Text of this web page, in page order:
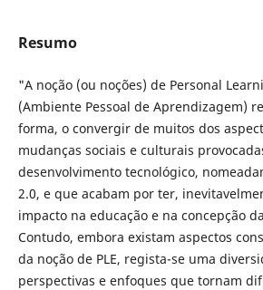
Resumo
"A noção (ou noções) de Personal
(Ambiente Pessoal de Aprendizagem)
forma, o convergir de muitos dos
mudanças sociais e culturais
desenvolvimento tecnológico,
2.0, e que acabam por ter,
impacto na educação e na concepção
Contudo, embora existam aspectos
da noção de PLE, regista-se uma
perspectivas e enfoques que tornam